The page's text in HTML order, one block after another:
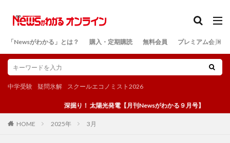
「Newsがわかる」とは？ 購入・定期購読 無料会員 プレミアム会員
中学受験 疑問氷解 スクールエコノミスト2026
深掘り！ 太陽光発電【月刊Newsがわかる９月号】
HOME 2025年 3月
検索